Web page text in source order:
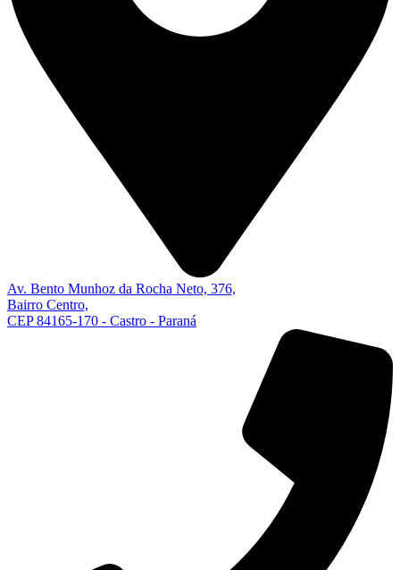
Av. Bento Munhoz da Rocha Neto, 376,
Bairro Centro,
CEP 84165-170 - Castro - Paraná